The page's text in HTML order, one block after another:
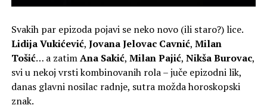
Svakih par epizoda pojavi se neko novo (ili staro?) lice.
Lidija Vukićević, Jovana Jelovac Cavnić, Milan
Tošić… a zatimAna Sakić, Milan Pajić, Nikša Burovac,
svi u nekoj vrsti kombinovanih rola – juče epizodni lik,
danas glavni nosilac radnje, sutra možda horoskopski
znak.